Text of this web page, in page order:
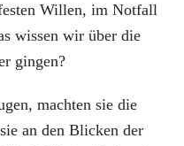
Willen, im Notfall
wissen wir über die
gingen?
machten sie die
an den Blicken der